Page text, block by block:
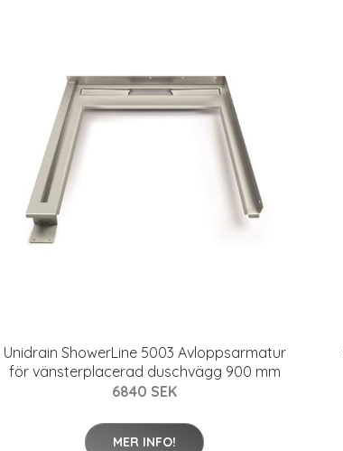
Unidrain ShowerLine 5003 Avloppsarmatur
för vänsterplacerad duschvägg 900 mm
6840 SEK
MER INFO!